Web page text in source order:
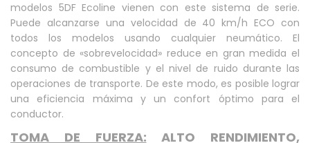
modelos 5DF Ecoline vienen con este sistema de serie.
Puede alcanzarse una velocidad de 40 km/h ECO con
todos los modelos usando cualquier neumático. El
concepto de «sobrevelocidad» reduce en gran medida el
consumo de combustible y el nivel de ruido durante las
operaciones de transporte. De este modo, es posible lograr
una eficiencia máxima y un confort óptimo para el
conductor.
TOMA DE FUERZA: ALTO RENDIMIENTO,